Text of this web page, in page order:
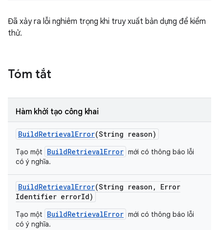
Đã xảy ra lỗi nghiêm trọng khi truy xuất bản dựng để kiểm
thử.
Tóm tắt
Hàm khởi tạo công khai
BuildRetrievalError(String reason)
Tạo một BuildRetrievalError mới có thông báo lỗi
có ý nghĩa.
BuildRetrievalError(String reason ,
Error
Identifier errorId)
Tạo một BuildRetrievalError mới có thông báo lỗi
có ý nghĩa.